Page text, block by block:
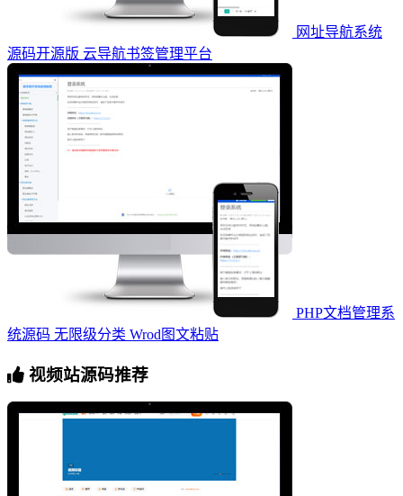
网址导航系统
源码开源版 云导航书签管理平台
PHP文档管理系
统源码 无限级分类 Wrod图文粘贴
视频站源码推荐